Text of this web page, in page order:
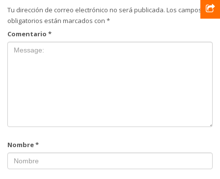
Tu dirección de correo electrónico no será publicada. Los campos
obligatorios están marcados con *
Comentario *
Nombre*